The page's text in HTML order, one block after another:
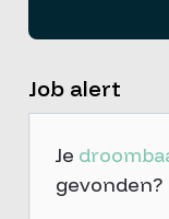
Job alert
Je
gevonden?